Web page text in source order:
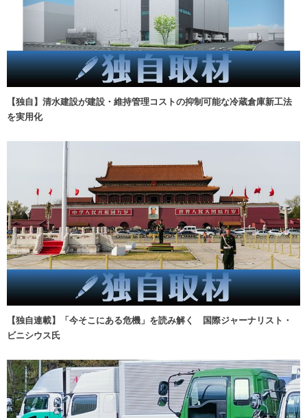
【独自】清水建設が建設・維持管理コストの抑制可能な冷蔵倉庫新工法
を実用化
【独自連載】「今そこにある危機」を読み解く 国際ジャーナリスト・
ビニシウス氏